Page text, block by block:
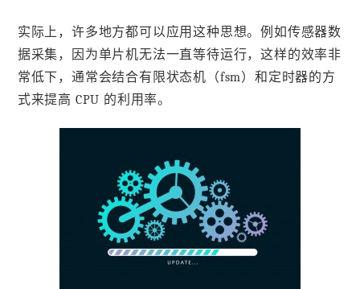
实际上，许多地方都可以应用这种思想。例如传感器数
据采集，因为单片机无法一直等待运行，这样的效率非
常低下，通常会结合有限状态机（fsm）和定时器的方
式来提高 CPU 的利用率。